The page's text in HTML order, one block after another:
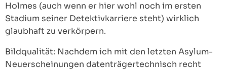
Holmes (auch wenn er hier wohl noch im ersten
Stadium seiner Detektivkarriere steht) wirklich
glaubhaft zu verkörpern.
Bildqualität: Nachdem ich mit den letzten Asylum-
Neuerscheinungen datenträgertechnisch recht